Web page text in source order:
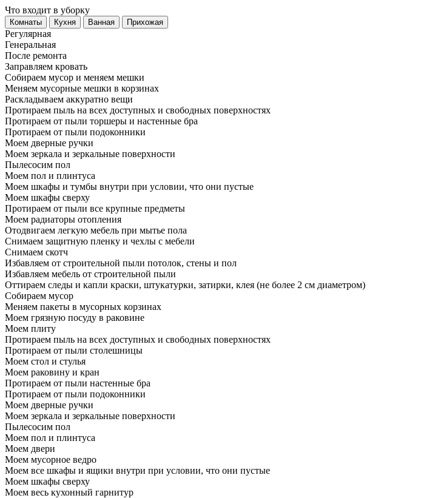
Что входит в уборку
Регу­лярная
Гене­ральная
После ремонта
Заправляем кровать
Собираем мусор и меняем мешки
Меняем мусорные мешки в корзинах
Раскладываем аккуратно вещи
Протираем пыль на всех доступных и свободных поверхностях
Протираем от пыли торшеры и настенные бра
Протираем от пыли подоконники
Моем дверные ручки
Моем зеркала и зеркальные поверхности
Пылесосим пол
Моем пол и плинтуса
Моем шкафы и тумбы внутри при условии, что они пустые
Моем шкафы сверху
Протираем от пыли все крупные предметы
Моем радиаторы отопления
Отодвигаем легкую мебель при мытье пола
Снимаем защитную пленку и чехлы с мебели
Снимаем скотч
Избавляем от строительной пыли потолок, стены и пол
Избавляем мебель от строительной пыли
Оттираем следы и капли краски, штукатурки, затирки, клея (не более 2 см диаметром)
Собираем мусор
Меняем пакеты в мусорных корзинах
Моем грязную посуду в раковине
Моем плиту
Протираем пыль на всех доступных и свободных поверхностях
Протираем от пыли столешницы
Моем стол и стулья
Моем раковину и кран
Протираем от пыли настенные бра
Протираем от пыли подоконники
Моем дверные ручки
Моем зеркала и зеркальные поверхности
Пылесосим пол
Моем пол и плинтуса
Моем двери
Моем мусорное ведро
Моем все шкафы и ящики внутри при условии, что они пустые
Моем шкафы сверху
Моем весь кухонный гарнитур